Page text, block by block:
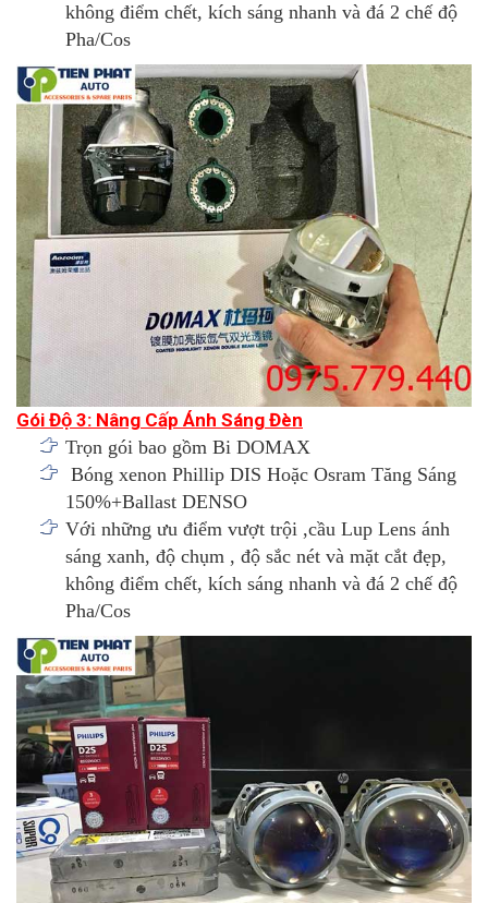
không điểm chết, kích sáng nhanh và đá 2 chế độ
Pha/Cos
Gói Độ 3: Nâng Cấp Ánh Sáng Đèn
Trọn gói bao gồm Bi DOMAX
Bóng xenon Phillip DIS Hoặc Osram Tăng Sáng
150%+Ballast DENSO
Với những ưu điểm vượt trội ,cầu Lup Lens ánh
sáng xanh, độ chụm , độ sắc nét và mặt cắt đẹp,
không điểm chết, kích sáng nhanh và đá 2 chế độ
Pha/Cos